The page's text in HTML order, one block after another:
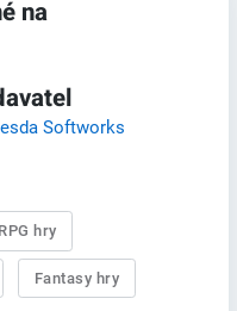
na
Softworks
RPG hry
Fantasy hry